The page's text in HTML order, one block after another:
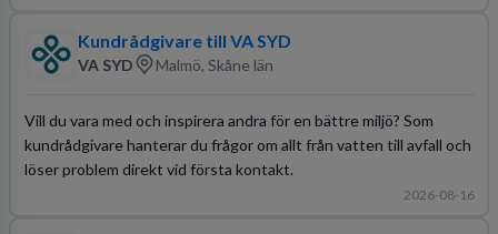
Kundrådgivare till VA SYD
VA SYD Malmö, Skåne län
Vill du vara med och inspirera andra för en bättre miljö? Som
kundrådgivare hanterar du frågor om allt från vatten till avfall och
löser problem direkt vid första kontakt.
2026-08-16